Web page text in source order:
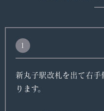
1
新丸子駅改札を出て右
ります。